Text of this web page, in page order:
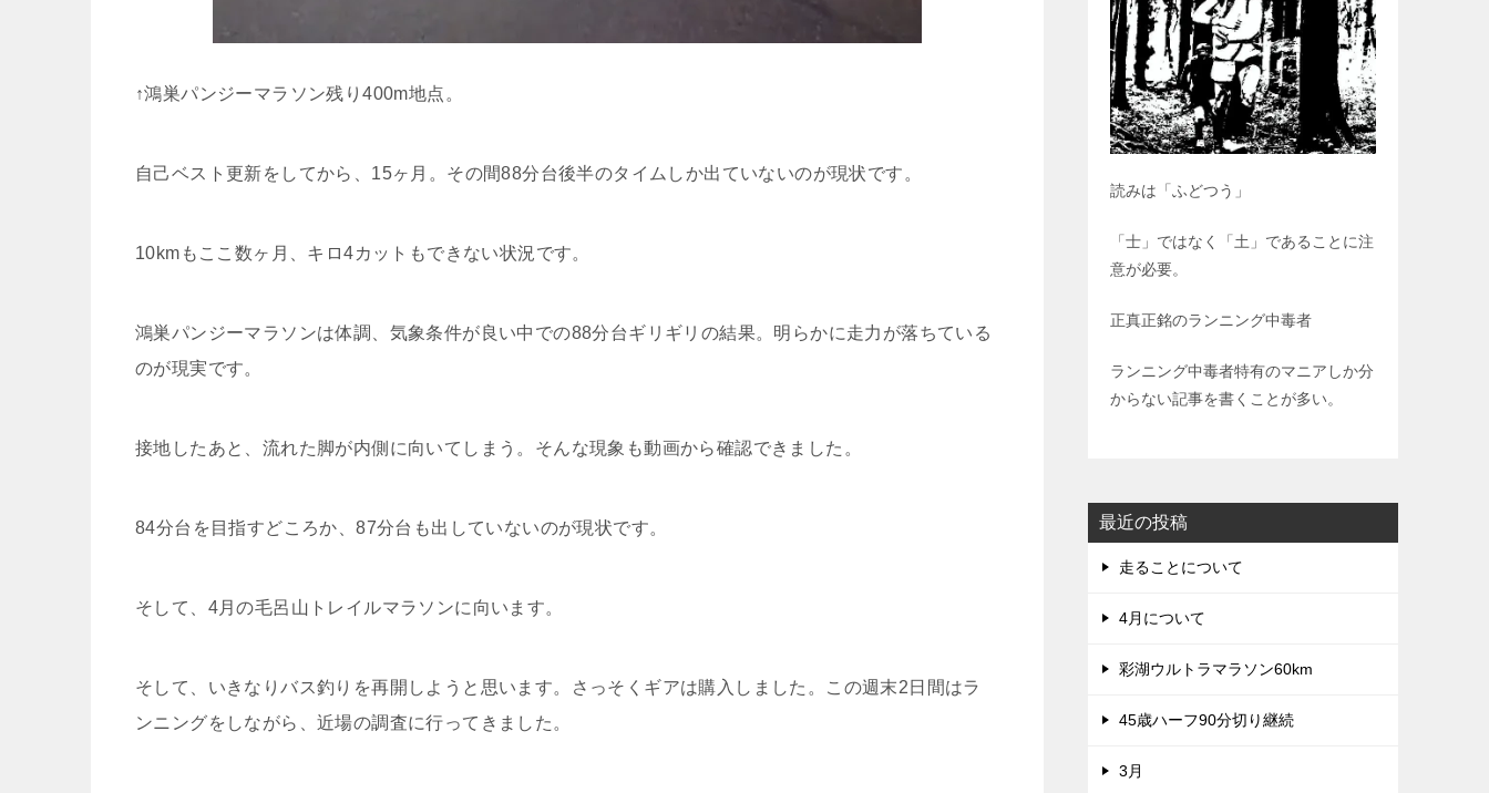
↑鴻巣パンジーマラソン残り400m地点。
自己ベスト更新をしてから、15ヶ月。その間88分台後半のタイムしか出ていないのが現状です。
10kmもここ数ヶ月、キロ4カットもできない状況です。
鴻巣パンジーマラソンは体調、気象条件が良い中での88分台ギリギリの結果。明らかに走力が落ちている
のが現実です。
接地したあと、流れた脚が内側に向いてしまう。そんな現象も動画から確認できました。
84分台を目指すどころか、87分台も出していないのが現状です。
そして、4月の毛呂山トレイルマラソンに向います。
そして、いきなりバス釣りを再開しようと思います。さっそくギアは購入しました。この週末2日間はラ
ンニングをしながら、近場の調査に行ってきました。
読みは「ふどつう」
「士」ではなく「土」であることに注
意が必要。
正真正銘のランニング中毒者
ランニング中毒者特有のマニアしか分
からない記事を書くことが多い。
最近の投稿
走ることについて
4月について
彩湖ウルトラマラソン60km
45歳ハーフ90分切り継続
3月